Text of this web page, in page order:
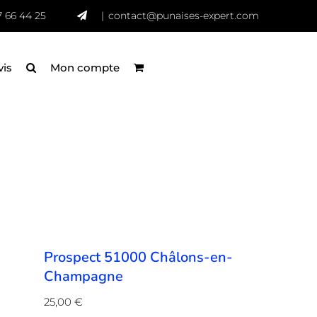
66 44 25 | contact@punaises-expert.com
Mon compte
Prospect 51000 Châlons-en-
Champagne
25,00 €